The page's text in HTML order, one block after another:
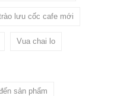
lưu cốc cafe mới
Vua chai lo
sản phẩm